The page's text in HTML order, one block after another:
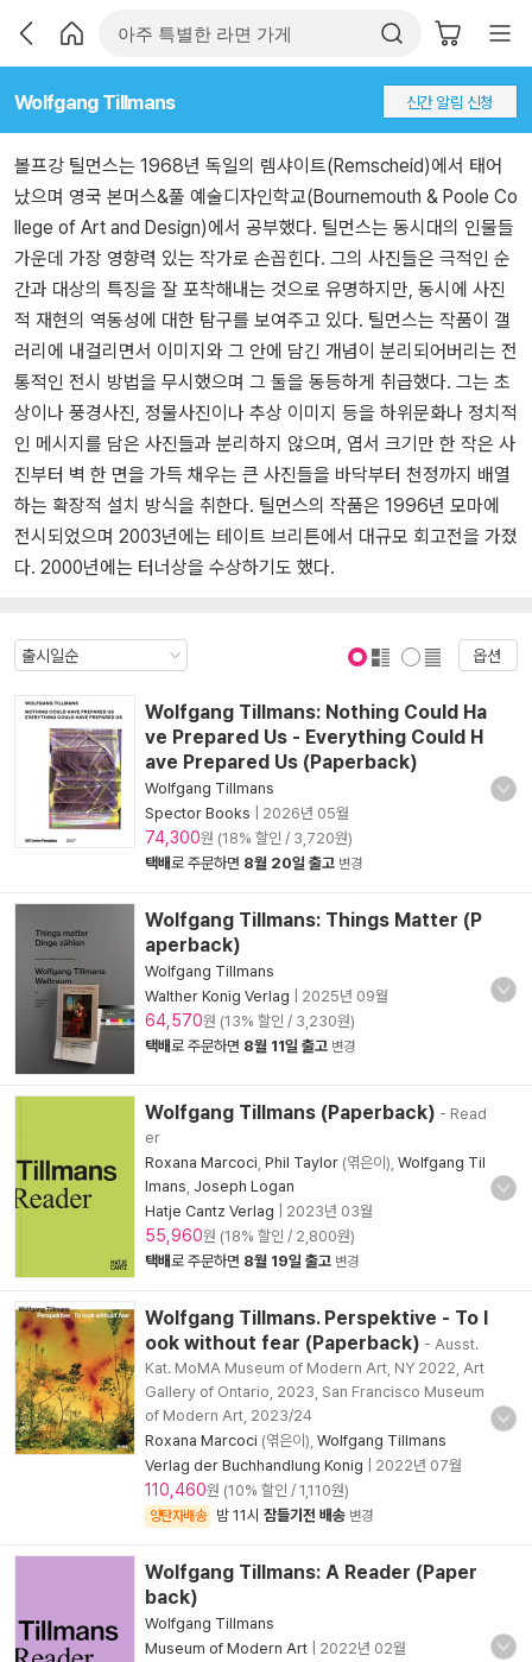
Wolfgang Tillmans 신간 알림 신청
볼프강 틸먼스는 1968년 독일의 렘샤이트(Remscheid)에서 태어
났으며 영국 본머스&풀 예술디자인학교(Bournemouth & Poole Co
llege of Art and Design)에서 공부했다. 틸먼스는 동시대의 인물들
가운데 가장 영향력 있는 작가로 손꼽힌다. 그의 사진들은 극적인 순
간과 대상의 특징을 잘 포착해내는 것으로 유명하지만, 동시에 사진
적 재현의 역동성에 대한 탐구를 보여주고 있다. 틸먼스는 작품이 갤
러리에 내걸리면서 이미지와 그 안에 담긴 개념이 분리되어버리는 전
통적인 전시 방법을 무시했으며 그 둘을 동등하게 취급했다. 그는 초
상이나 풍경사진, 정물사진이나 추상 이미지 등을 하위문화나 정치적
인 메시지를 담은 사진들과 분리하지 않으며, 엽서 크기만 한 작은 사
진부터 벽 한 면을 가득 채우는 큰 사진들을 바닥부터 천정까지 배열
하는 확장적 설치 방식을 취한다. 틸먼스의 작품은 1996년 모마에
전시되었으며 2003년에는 테이트 브리튼에서 대규모 회고전을 가졌
다. 2000년에는 터너상을 수상하기도 했다.
옵션
Wolfgang Tillmans: Nothing Could Ha
ve Prepared Us - Everything Could H
ave Prepared Us (Paperback)
Wolfgang Tillmans
Spector Books
2026년 05월
74,300원 (18% 할인 / 3,720원)
택배로 주문하면 8월 20일 출고 변경
Wolfgang Tillmans: Things Matter (P
aperback)
Wolfgang Tillmans
Walther Konig Verlag
2025년 09월
64,570원 (13% 할인 / 3,230원)
택배로 주문하면 8월 11일 출고 변경
Wolfgang Tillmans (Paperback) - Read
er
Roxana Marcoci Phil Taylor (엮은이), Wolfgang Til
lmans Joseph Logan
Hatje Cantz Verlag
2023년 03월
55,960원 (18% 할인 / 2,800원)
택배로 주문하면 8월 19일 출고 변경
Wolfgang Tillmans. Perspektive - To l
ook without fear (Paperback) - Ausst.
Kat. MoMA Museum of Modern Art, NY 2022, Art
Gallery of Ontario, 2023, San Francisco Museum
of Modern Art, 2023/24
Roxana Marcoci (엮은이), Wolfgang Tillmans
Verlag der Buchhandlung Konig
2022년 07월
110,460원 (10% 할인 / 1,110원)
양탄자배송 밤 11시 잠들기전 배송 변경
Wolfgang Tillmans: A Reader (Paper
back)
Wolfgang Tillmans
Museum of Modern Art
2022년 02월